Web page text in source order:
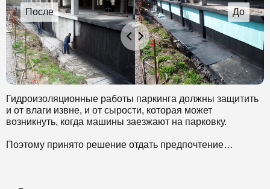
Гидроизоляционные работы паркинга должны защитить
и от влаги извне, и от сырости, которая может
возникнуть, когда машины заезжают на парковку.
Поэтому принято решение отдать предпочтение